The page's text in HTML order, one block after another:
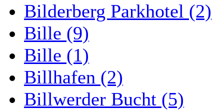
Bilderberg Parkhotel (2)
Bille (9)
Bille (1)
Billhafen (2)
Billwerder Bucht (5)